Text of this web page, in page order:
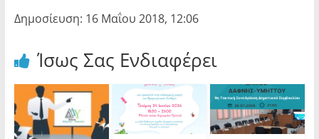
Δημοσίευση: 16 Μαΐου 2018, 12:06
Ίσως Σας Ενδιαφέρει